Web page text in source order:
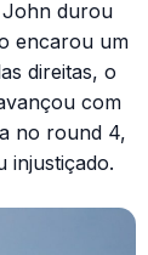
John durou
encarou um
direitas, o
com
no round 4,
injustiçado.